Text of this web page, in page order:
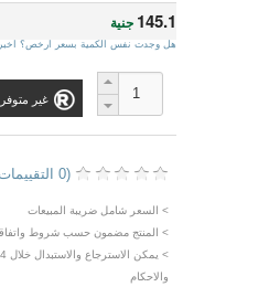
145.1 جنية
هل وجدت نفس الكمية بسعر ارخص؟
غير متوفر
(0 التقييمات)
> السعر شامل ضريبة المبيعات
> المنتج مضمون حسب شروط
والاحكام